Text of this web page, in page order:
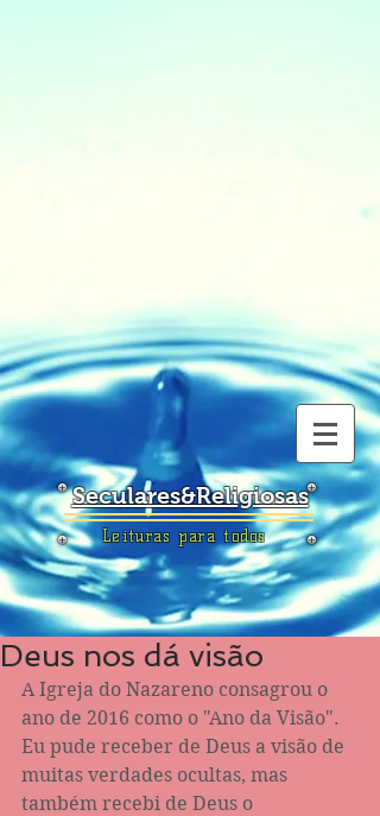
Seculares&Religiosas
Leituras para todos
Deus nos dá visão
A Igreja do Nazareno consagrou o
ano de 2016 como o "Ano da Visão".
Eu pude receber de Deus a visão de
muitas verdades ocultas, mas
também recebi de Deus o